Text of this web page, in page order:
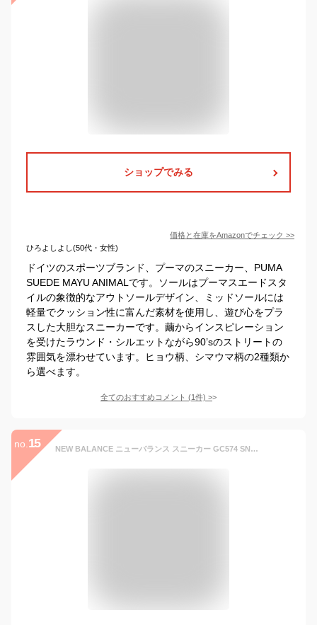
ショップでみる
価格と在庫をAmazonでチェック >>
ひろよしよし(50代・女性)
ドイツのスポーツブランド、プーマのスニーカー、PUMA
SUEDE MAYU ANIMALです。ソールはプーマスエードスタ
イルの象徴的なアウトソールデザイン、ミッドソールには
軽量でクッション性に富んだ素材を使用し、遊び心をプラ
スした大胆なスニーカーです。繭からインスピレーション
を受けたラウンド・シルエットながら90’sのストリートの
雰囲気を漂わせています。ヒョウ柄、シマウマ柄の2種類か
ら選べます。
全てのおすすめコメント (1件) >
no. 15 NEW BALANCE ニューバランス スニーカー GC574 SNEAKER レディース シューズ キッズモデル レオパード ヒョウ柄 ゼブラ柄 アニマル柄 BLACK WITH WHITE 黒 白 (ブラック ホワイト) GC574AZ1 ENDLESS TRIP ENDLESSTRIP エンドレストリップ